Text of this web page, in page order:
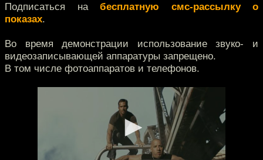
Подписаться на бесплатную смс-рассылку о
показах.
Во время демонстрации использование звуко- и
видеозаписывающей аппаратуры запрещено.
В том числе фотоаппаратов и телефонов.